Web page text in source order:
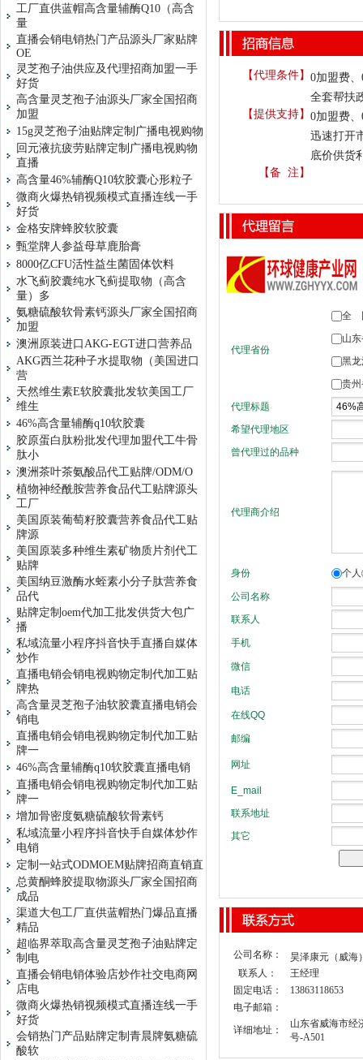
工厂直供蓝帽高含量辅酶Q10（高含
量
直播会销电销热门产品源头厂家贴牌
OE
灵芝孢子油供应及代理招商加盟一手
好货
高含量灵芝孢子油源头厂家全国招商
加盟
15g灵芝孢子油贴牌定制广播电视购物
回元液抗疲劳贴牌定制广播电视购物
直播
高含量46%辅酶Q10软胶囊心形粒子
微商火爆热销视频模式直播连线一手
好货
金格安牌蜂胶软胶囊
甄堂牌人参益母草鹿胎膏
8000亿CFU活性益生菌固体饮料
水飞蓟胶囊纯水飞蓟提取物（高含
量）多
氨糖硫酸软骨素钙源头厂家全国招商
加盟
澳洲原装进口AKG-EGT进口营养品
AKG西兰花种子水提取物（美国进口
营
天然维生素E软胶囊批发软美国工厂
维生
46%高含量辅酶q10软胶囊
胶原蛋白肽粉批发代理加盟代工牛骨
肽小
澳洲茶叶茶氨酸品代工贴牌/ODM/O
植物神经酰胺营养食品代工贴牌源头
工厂
美国原装葡萄籽胶囊营养食品代工贴
牌源
美国原装多种维生素矿物质片剂代工
贴牌
美国纳豆激酶水蛭素小分子肽营养食
品代
贴牌定制oem代加工批发供货大包广
播
私域流量小程序抖音快手直播自媒体
炒作
直播电销会销电视购物定制代加工贴
牌热
高含量灵芝孢子油软胶囊直播电销会
销电
直播电销会销电视购物定制代加工贴
牌一
46%高含量辅酶q10软胶囊直播电销
直播电销会销电视购物定制代加工贴
牌一
增加骨密度氨糖硫酸软骨素钙
私域流量小程序抖音快手自媒体炒作
电销
定制一站式ODMOEM贴牌招商直销直
总黄酮蜂胶提取物源头厂家全国招商
成品
渠道大包工厂直供蓝帽热门爆品直播
精品
超临界萃取高含量灵芝孢子油贴牌定
制电
直播会销电销体验店炒作社交电商网
店电
微商火爆热销视频模式直播连线一手
好货
会销热门产品贴牌定制青晨牌氨糖硫
酸软
【代理条件】 0加盟费
全套帮扶
【提供支持】 0加盟费
迅速打开
底价供货
【备 注】
公司名称：
昊泽康元（威海
联系人：
王经理
固定电话：
13863118653
电子邮箱：
详细地址：
山东省威海市经
号-A501